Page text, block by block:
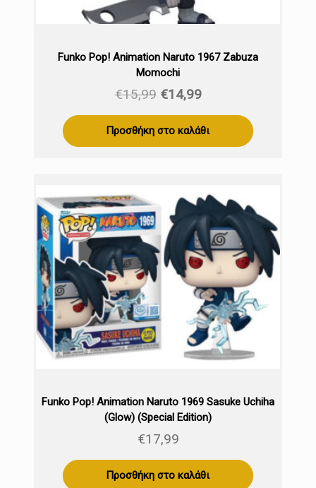
Funko Pop! Animation Naruto 1967 Zabuza
Momochi
€15,99 Original
price
was:
€15,99.
€14,99Η
τρέχουσα
τιμή
είναι:
Προσθήκη στο καλάθι
Funko Pop! Animation Naruto 1969 Sasuke Uchiha
(Glow) (Special Edition)
€17,99
Προσθήκη στο καλάθι